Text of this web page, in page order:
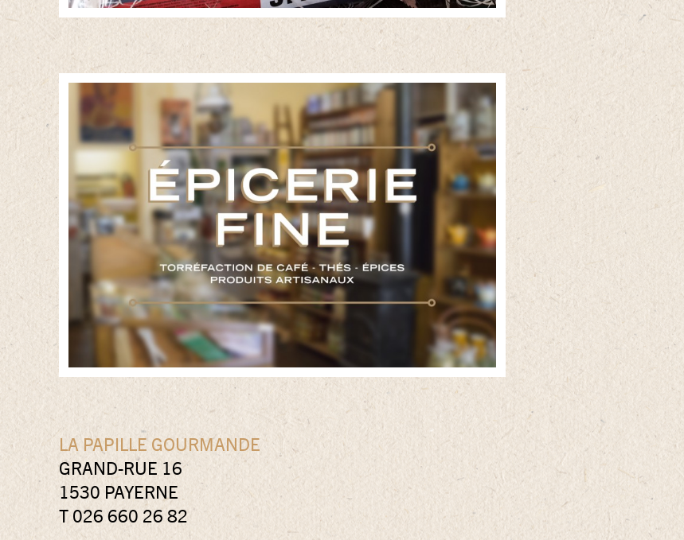
LA PAPILLE GOURMANDE
GRAND-RUE 16
1530 PAYERNE
T 026 660 26 82